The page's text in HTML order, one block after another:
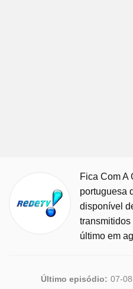
Fica Com A
portuguesa
disponível
último em
Último episódio: 07-